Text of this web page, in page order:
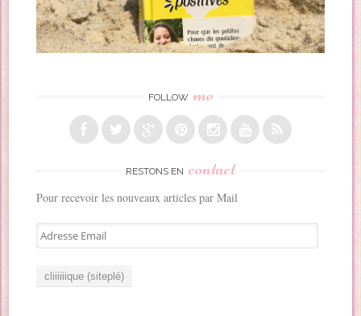
FOLLOW me
RESTONS EN contact
Pour recevoir les nouveaux articles par Mail
A
d